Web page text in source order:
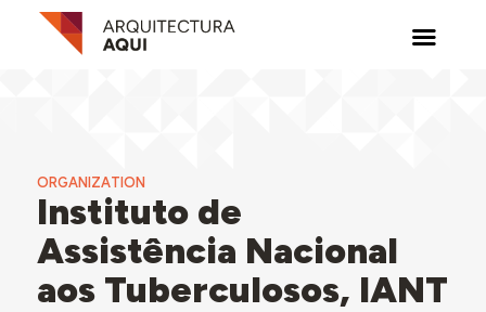
ORGANIZATION
Instituto de
Assistência Nacional
aos Tuberculosos, IANT